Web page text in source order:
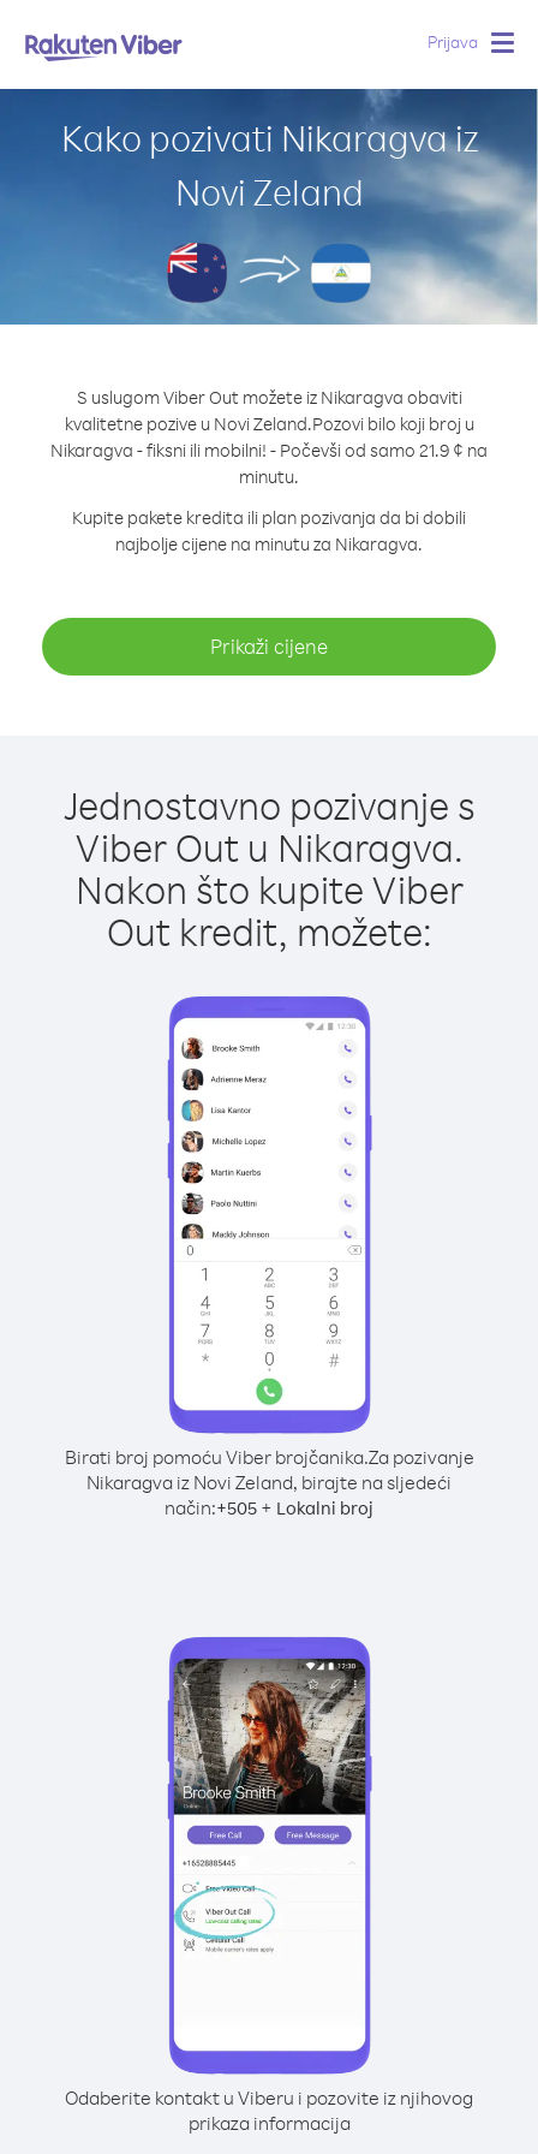
Prijava
Kako pozivati Nikaragva iz
Novi Zeland
S uslugom Viber Out možete iz Nikaragva obaviti
kvalitetne pozive u Novi Zeland.Pozovi bilo koji broj u
Nikaragva - fiksni ili mobilni! - Počevši od samo 21.9 ¢ na
minutu.
Kupite pakete kredita ili plan pozivanja da bi dobili
najbolje cijene na minutu za Nikaragva.
Prikaži cijene
Jednostavno pozivanje s
Viber Out u Nikaragva.
Nakon što kupite Viber
Out kredit, možete:
Birati broj pomoću Viber brojčanika.Za pozivanje
Nikaragva iz Novi Zeland, birajte na sljedeći
način:+505 + Lokalni broj
Odaberite kontakt u Viberu i pozovite iz njihovog
prikaza informacija